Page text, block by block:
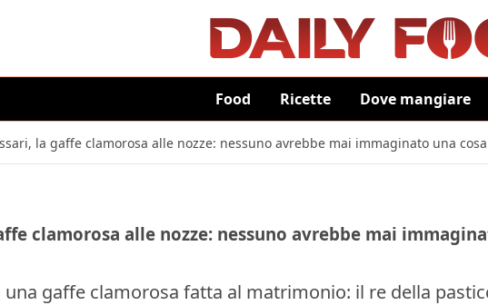
Food Ricette Dove mangiare
la gaffe clamorosa alle nozze: nessuno avrebbe mai immaginato una
clamorosa alle nozze: nessuno avrebbe mai
gaffe clamorosa fatta al matrimonio: il re della